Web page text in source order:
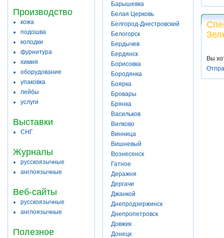
Производство
кожа
подошва
колодки
фурнитура
химия
оборудование
упаковка
лейбы
услуги
Выставки
СНГ
Журналы
русскоязычные
англоязычные
Веб-сайты
русскоязычные
англоязычные
Полезное
Барышевка
Белая Церковь
Белгород-Днестровский
Белогорск
Бердычев
Бердянск
Борисовка
Бородянка
Боярка
Бровары
Брянка
Васильков
Вилково
Винница
Вишневый
Вознесенск
Гатное
Деражня
Дергачи
Джанкой
Днепродзержинск
Днепропетровск
Довжик
Донецк
Вы